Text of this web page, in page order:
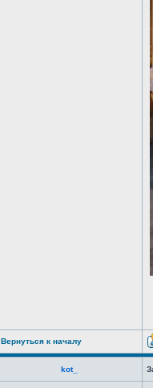
Вернуться к началу
kot_